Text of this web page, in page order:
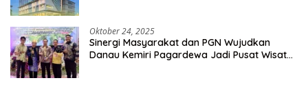
Oktober 24, 2025
Sinergi Masyarakat dan PGN Wujudkan
Danau Kemiri Pagardewa Jadi Pusat Wisata